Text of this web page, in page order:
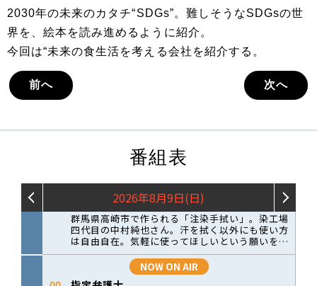
2030年の未来のカタチ“SDGs”。難しそうなSDGsの世
界を、絵本を読み進めるように紹介。
今回は“未来の食生活を考える会社を紹介する。
前へ 次へ
番組表